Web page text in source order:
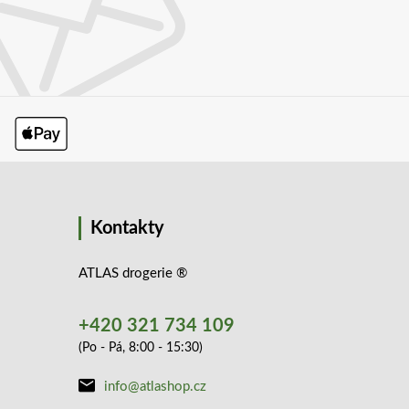
Kontakty
ATLAS drogerie ®
+420 321 734 109
(Po - Pá, 8:00 - 15:30)
info@atlashop.cz